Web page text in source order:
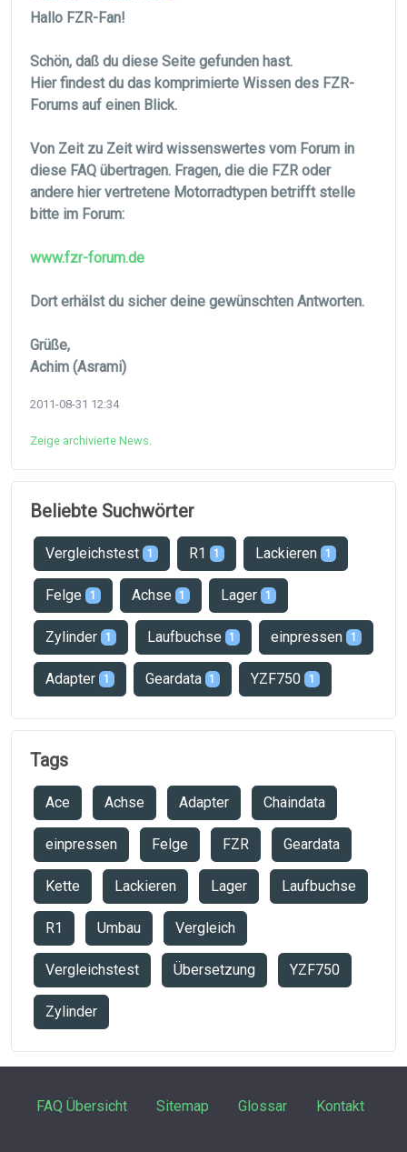
Hallo FZR-Fan!
Schön, daß du diese Seite gefunden hast.
Hier findest du das komprimierte Wissen des FZR-
Forums auf einen Blick.
Von Zeit zu Zeit wird wissenswertes vom Forum in
diese FAQ übertragen. Fragen, die die FZR oder
andere hier vertretene Motorradtypen betrifft stelle
bitte im Forum:
www.fzr-forum.de
Dort erhälst du sicher deine gewünschten Antworten.
Grüße,
Achim (Asrami)
2011-08-31 12:34
Zeige archivierte News.
Beliebte Suchwörter
Vergleichstest 1 R1 1 Lackieren 1
Felge 1 Achse 1 Lager 1
Zylinder 1 Laufbuchse 1 einpressen 1
Adapter 1 Geardata 1 YZF750 1
Tags
Ace Achse Adapter Chaindata
einpressen Felge FZR Geardata
Kette Lackieren Lager Laufbuchse
R1 Umbau Vergleich
Vergleichstest Übersetzung YZF750
Zylinder
FAQ Übersicht Sitemap Glossar Kontakt